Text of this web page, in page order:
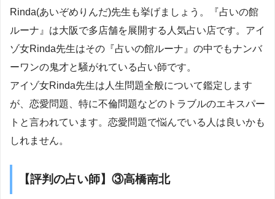
Rinda(あいぞめりんだ)先生も挙げましょう。『占いの館
ルーナ』は大阪で多店舗を展開する人気占い店です。アイ
ゾ女Rinda先生はその『占いの館ルーナ』の中でもナンバ
ーワンの鬼才と騒がれている占い師です。
アイゾ女Rinda先生は人生問題全般について鑑定します
が、恋愛問題、特に不倫問題などのトラブルのエキスパー
トと言われています。恋愛問題で悩んでいる人は良いかも
しれません。
【評判の占い師】③高橋南北